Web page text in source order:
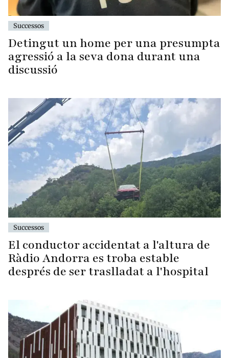
Successos
Detingut un home per una presumpta
agressió a la seva dona durant una
discussió
Successos
El conductor accidentat a l'altura de
Ràdio Andorra es troba estable
després de ser traslladat a l'hospital